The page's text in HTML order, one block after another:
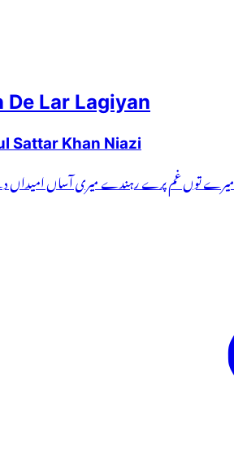
De Lar Lagiyan
Sattar Khan Niazi
میرے توں غم پرے رہندے میری آساں